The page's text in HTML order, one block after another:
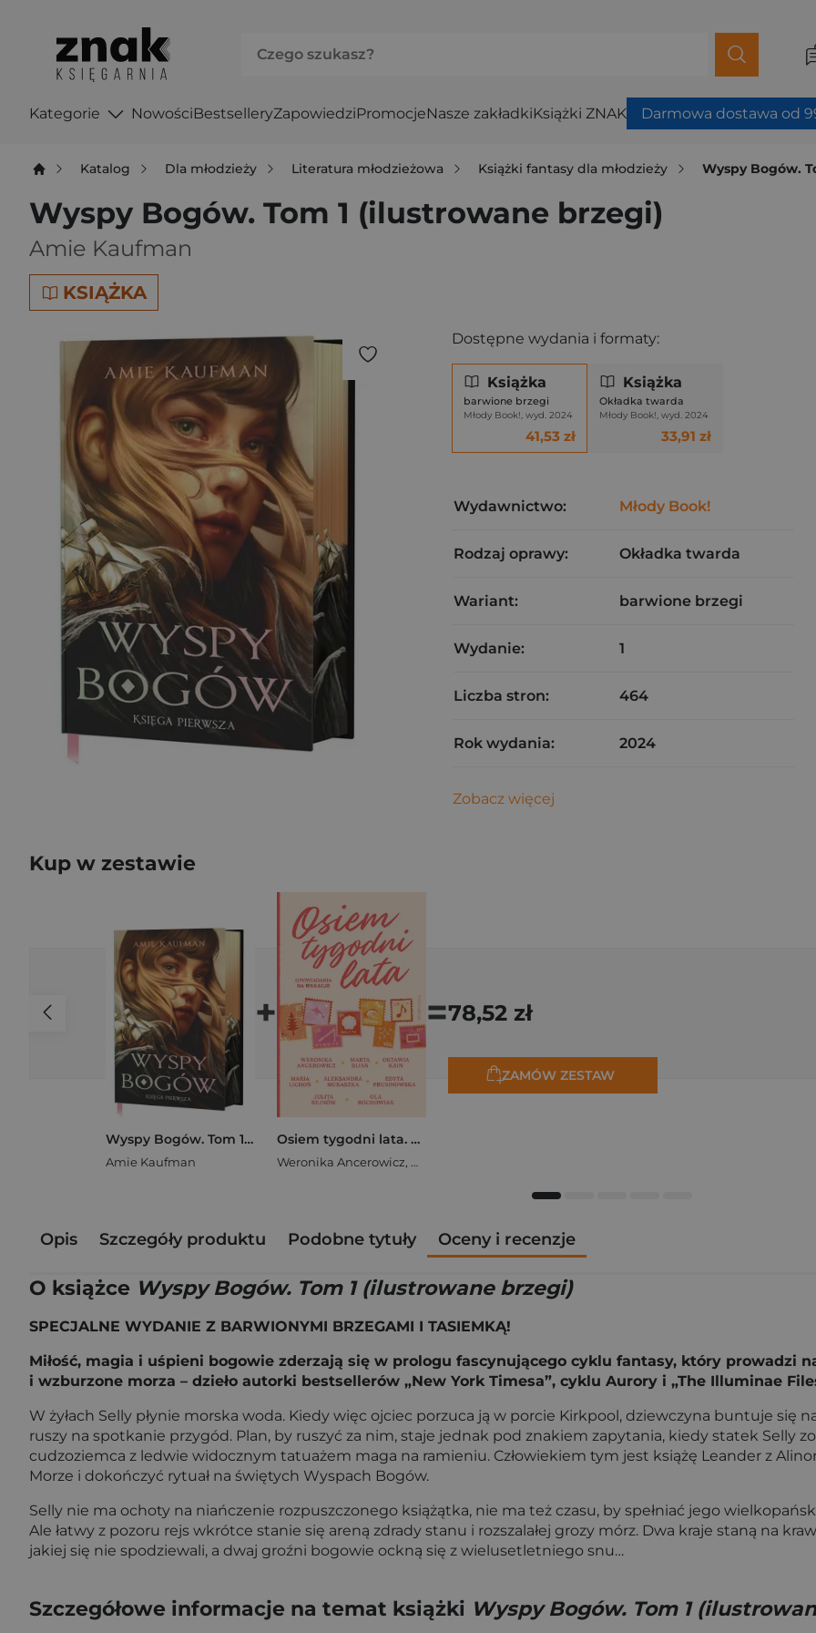
Kategorie NowościBestselleryZapowiedziPromocjeNasze zakładkiKsiążki ZNAK Darmowa dostawa od
Katalog Dla młodzieży Literatura młodzieżowa Książki fantasy dla młodzieży Wyspy Bogów.
Wyspy Bogów. Tom 1 (ilustrowane brzegi)
Amie Kaufman
KSIĄŻKA
Dostępne wydania i formaty:
Książka
barwione brzegi
Młody Book!, wyd. 2024
41,53 zł
Książka
Okładka twarda
Młody Book!, wyd. 2024
33,91 zł
Wydawnictwo: Młody Book!
Rodzaj oprawy: Okładka twarda
Wariant: barwione brzegi
Wydanie: 1
Liczba stron: 464
Rok wydania: 2024
Zobacz więcej
Kup w zestawie
Wyspy Bogów. Tom 1 (ilustrowane brzegi)
Amie Kaufman
+
Osiem tygodni lata. Opowiadania na wakacje
Weronika Ancerowicz, Marta Bijan
=78,52 zł
ZAMÓW ZESTAW
Opis Szczegóły produktu Podobne tytuły Oceny i recenzje
O książce Wyspy Bogów. Tom 1 (ilustrowane brzegi)
SPECJALNE WYDANIE Z BARWIONYMI BRZEGAMI I TASIEMKĄ!
Miłość, magia i uśpieni bogowie zderzają się w prologu fascynującego cyklu fantasy, który prowadzi
i wzburzone morza – dzieło autorki bestsellerów „New York Timesa”, cyklu Aurory i „The Illuminae
W żyłach Selly płynie morska woda. Kiedy więc ojciec porzuca ją w porcie Kirkpool, dziewczyna buntuje się
ruszy na spotkanie przygód. Plan, by ruszyć za nim, staje jednak pod znakiem zapytania, kiedy statek Selly
cudzoziemca z ledwie widocznym tatuażem maga na ramieniu. Człowiekiem tym jest książę Leander z
Morze i dokończyć rytuał na świętych Wyspach Bogów.
Selly nie ma ochoty na niańczenie rozpuszczonego książątka, nie ma też czasu, by spełniać jego
Ale łatwy z pozoru rejs wkrótce stanie się areną zdrady stanu i rozszalałej grozy mórz. Dwa kraje staną na
jakiej się nie spodziewali, a dwaj groźni bogowie ockną się z wielusetletniego snu…
Szczegółowe informacje na temat książki Wyspy Bogów. Tom 1